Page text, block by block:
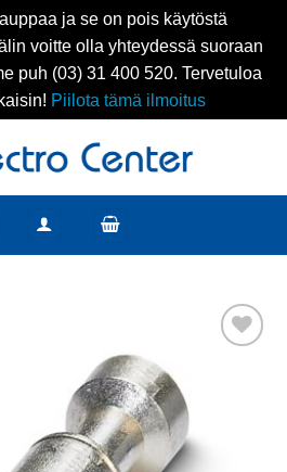
ja se on pois käytöstä
voitte olla yhteydessä suoraan
puh (03) 31 400 520. Tervetuloa
Piilota tämä ilmoitus